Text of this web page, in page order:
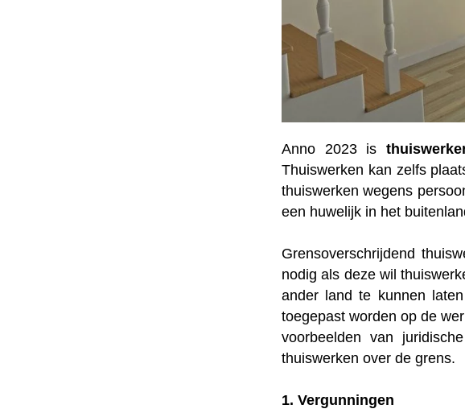
Anno 2023 is
Thuiswerken kan zelfs
thuiswerken wegens
een huwelijk in het
Grensoverschrijdend
nodig als deze wil
ander land te kunnen
toegepast worden op de
voorbeelden van
thuiswerken over de grens.
1. Vergunningen